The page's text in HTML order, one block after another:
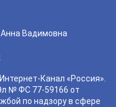
Вадимовна
Канал «Россия».
№ ФС 77-59166 от
по надзору в сфере